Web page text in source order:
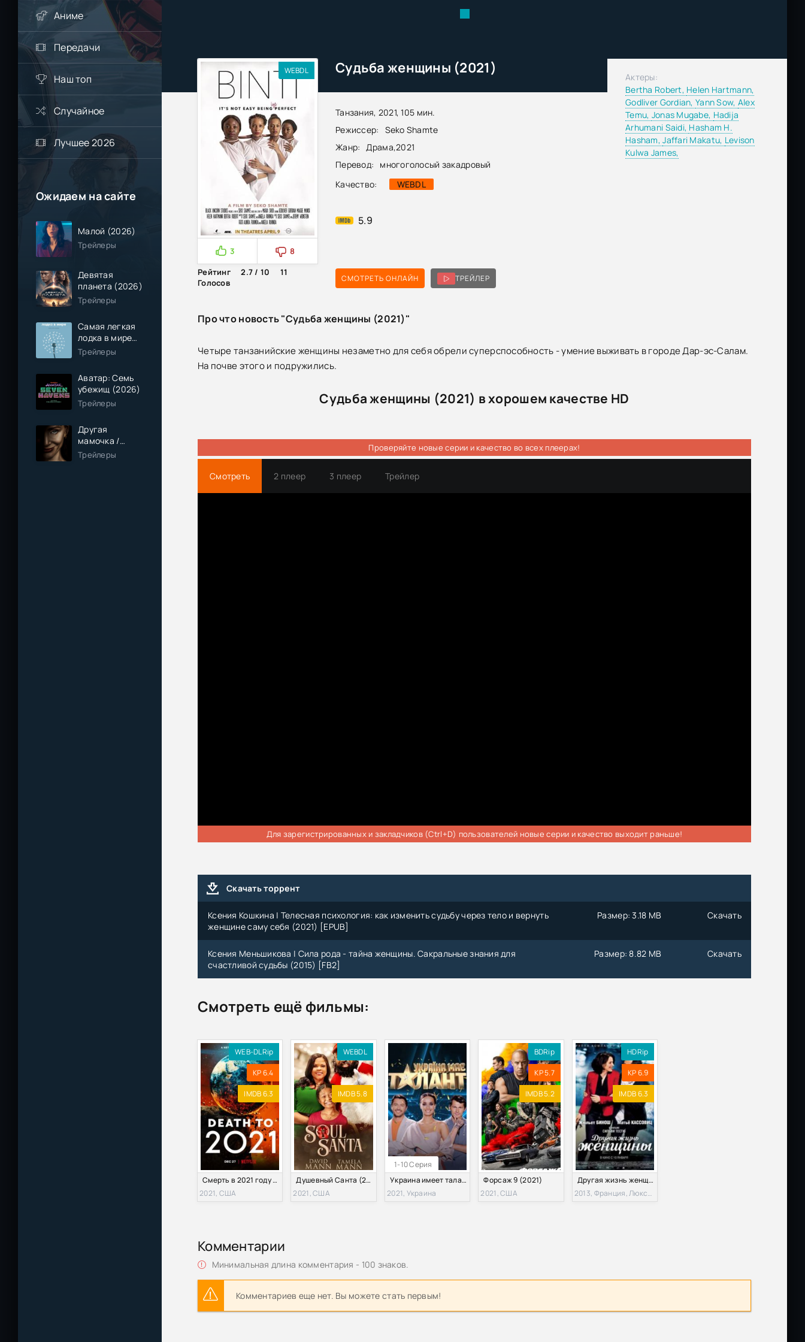
Аниме
Передачи
Наш топ
Случайное
Лучшее 2026
Ожидаем на сайте
Малой (2026)
Трейлеры
Девятая
планета (2026)
Трейлеры
Самая легкая
лодка в мире
(2026)
Трейлеры
Аватар: Семь
убежищ (2026)
Трейлеры
Другая
мамочка /
Чужая мама
(2026)
Трейлеры
Судьба женщины (2021)
Танзания, 2021, 105 мин.
Режиссер:
Seko Shamte
Жанр:
Драма,2021
Перевод:
многоголосый закадровый
Качество:
WEBDL
5.9
WEBDL
3
8
Рейтинг
2.7 / 10
11
Голосов
СМОТРЕТЬ ОНЛАЙН ТРЕЙЛЕР
Актеры:
Bertha Robert, Helen Hartmann,
Godliver Gordian,Yann Sow, Alex
Temu, Jonas Mugabe, Hadija
Arhumani Saidi, Hasham H.
Hasham,Jaffari Makatu, Levison
Kulwa James,
Про что новость "Судьба женщины (2021)"
Четыре танзанийские женщины незаметно для себя обрели суперспособность - умение выживать в городе Дар-эс-Салам.
На почве этого и подружились.
Судьба женщины (2021) в хорошем качестве HD
Проверяйте новые серии и качество во всех плеерах!
Смотреть 2 плеер 3 плеер Трейлер
Для зарегистрированных и закладчиков (Ctrl+D) пользователей новые серии и качество выходит раньше!
Скачать торрент
Ксения Кошкина | Телесная психология: как изменить судьбу через тело и вернуть
женщине саму себя (2021) [EPUB]
Размер: 3.18 MB Скачать
Ксения Меньшикова | Сила рода - тайна женщины. Сакральные знания для
счастливой судьбы (2015) [FB2]
Размер: 8.82 MB Скачать
Смотреть ещё фильмы:
WEB-DLRip
KP 6.4
IMDB 6.3
Смерть в 2021 году (2021)
2021, США
WEBDL
IMDB 5.8
Душевный Санта (2021)
2021, США
1-10 Серия
Украина имеет талант (2021)
2021, Украина
BDRip
KP 5.7
IMDB 5.2
Форсаж 9 (2021)
2021, США
HDRip
KP 6.9
IMDB 6.3
Другая жизнь женщины (2013)
2013, Франция, Люксембург, Бельгия
Комментарии
Минимальная длина комментария - 100 знаков.
Комментариев еще нет. Вы можете стать первым!